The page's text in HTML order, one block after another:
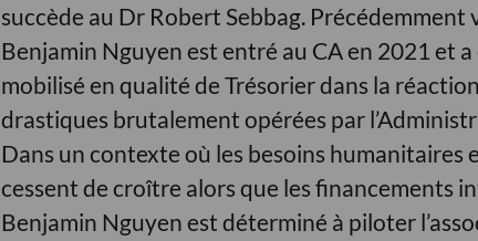
succède au Dr Robert Sebbag. Précédemment
Benjamin Nguyen est entré au CA en 2021 et
mobilisé en qualité de Trésorier dans la
drastiques brutalement opérées par
Dans un contexte où les besoins humanitaires
cessent de croître alors que les financements
Benjamin Nguyen est déterminé à piloter